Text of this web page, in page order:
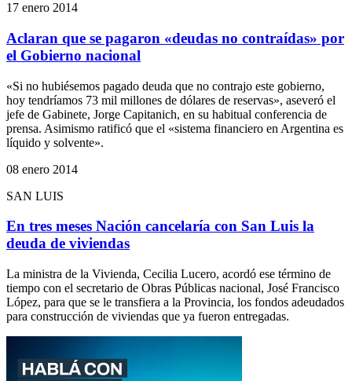
17 enero 2014
Aclaran que se pagaron «deudas no contraídas» por
el Gobierno nacional
«Si no hubiésemos pagado deuda que no contrajo este gobierno,
hoy tendríamos 73 mil millones de dólares de reservas», aseveró el
jefe de Gabinete, Jorge Capitanich, en su habitual conferencia de
prensa. Asimismo ratificó que el «sistema financiero en Argentina es
líquido y solvente».
08 enero 2014
SAN LUIS
En tres meses Nación cancelaría con San Luis la
deuda de viviendas
La ministra de la Vivienda, Cecilia Lucero, acordó ese término de
tiempo con el secretario de Obras Públicas nacional, José Francisco
López, para que se le transfiera a la Provincia, los fondos adeudados
para construcción de viviendas que ya fueron entregadas.